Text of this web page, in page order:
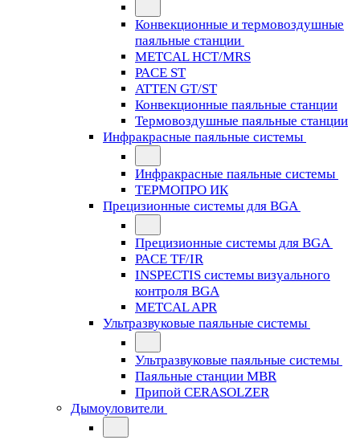
Конвекционные и термовоздушные
паяльные станции
METCAL HCT/MRS
PACE ST
ATTEN GT/ST
Конвекционные паяльные станции
Термовоздушные паяльные станции
Инфракрасные паяльные системы
Инфракрасные паяльные системы
ТЕРМОПРО ИК
Прецизионные системы для BGA
Прецизионные системы для BGA
PACE TF/IR
INSPECTIS системы визуального
контроля BGA
METCAL APR
Ультразвуковые паяльные системы
Ультразвуковые паяльные системы
Паяльные станции MBR
Припой CERASOLZER
Дымоуловители